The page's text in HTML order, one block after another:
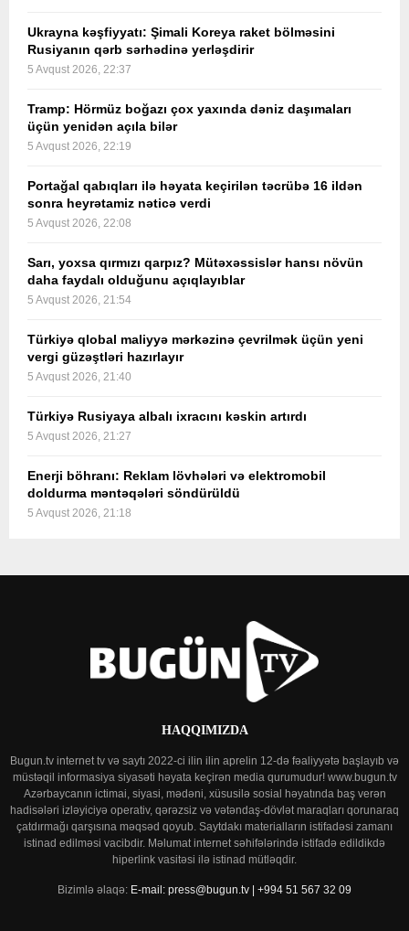
Ukrayna kəşfiyyatı: Şimali Koreya raket bölməsini
Rusiyanın qərb sərhədinə yerləşdirir
5 Avqust 2026, 22:37
Tramp: Hörmüz boğazı çox yaxında dəniz daşımaları
üçün yenidən açıla bilər
5 Avqust 2026, 22:19
Portağal qabıqları ilə həyata keçirilən təcrübə 16 ildən
sonra heyrətamiz nəticə verdi
5 Avqust 2026, 22:08
Sarı, yoxsa qırmızı qarpız? Mütəxəssislər hansı növün
daha faydalı olduğunu açıqlayıblar
5 Avqust 2026, 21:54
Türkiyə qlobal maliyyə mərkəzinə çevrilmək üçün yeni
vergi güzəştləri hazırlayır
5 Avqust 2026, 21:40
Türkiyə Rusiyaya albalı ixracını kəskin artırdı
5 Avqust 2026, 21:27
Enerji böhranı: Reklam lövhələri və elektromobil
doldurma məntəqələri söndürüldü
5 Avqust 2026, 21:18
HAQQIMIZDA
Bugun.tv internet tv və saytı 2022-ci ilin ilin aprelin 12-də fəaliyyətə başlayıb və
müstəqil informasiya siyasəti həyata keçirən media qurumudur! www.bugun.tv
Azərbaycanın ictimai, siyasi, mədəni, xüsusilə sosial həyatında baş verən
hadisələri izləyiciyə operativ, qərəzsiz və vətəndaş-dövlət maraqları qorunaraq
çatdırmağı qarşısına məqsəd qoyub. Saytdakı materialların istifadəsi zamanı
istinad edilməsi vacibdir. Məlumat internet səhifələrində istifadə edildikdə
hiperlink vasitəsi ilə istinad mütləqdir.
Bizimlə əlaqə: E-mail: press@bugun.tv | +994 51 567 32 09